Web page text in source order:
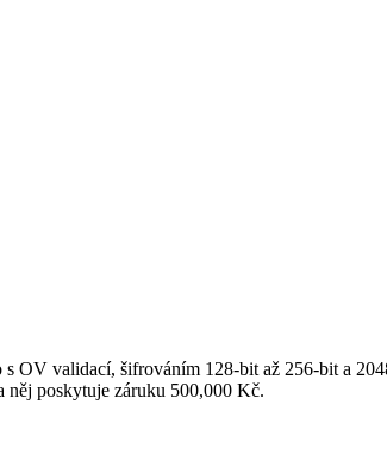
OV validací, šifrováním 128-bit až 256-bit a
něj poskytuje záruku 500,000 Kč.